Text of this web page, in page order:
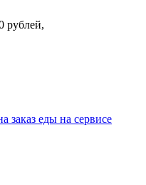
рублей,
заказ еды на сервисе